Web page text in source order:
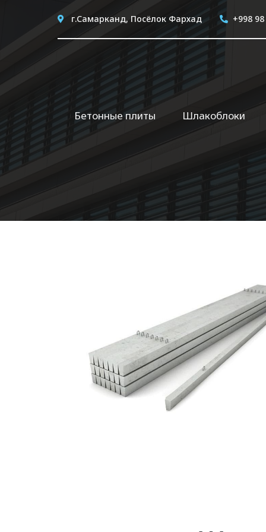
г.Самарканд, Посёлок Фархад +998
Бетонные плиты Шлакоблоки